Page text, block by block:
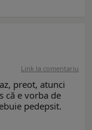
Link la comentariu
preot, atunci
că e vorba de
pedepsit.